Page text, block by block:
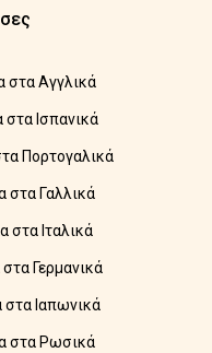
στα Αγγλικά
στα Ισπανικά
Πορτογαλικά
στα Γαλλικά
στα Ιταλικά
Γερμανικά
στα Ιαπωνικά
στα Ρωσικά